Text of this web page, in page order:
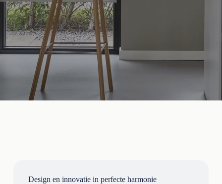
Design en innovatie in perfecte harmonie